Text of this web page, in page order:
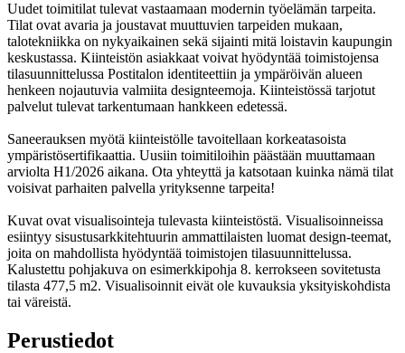
Uudet toimitilat tulevat vastaamaan modernin työelämän tarpeita.
Tilat ovat avaria ja joustavat muuttuvien tarpeiden mukaan,
talotekniikka on nykyaikainen sekä sijainti mitä loistavin kaupungin
keskustassa. Kiinteistön asiakkaat voivat hyödyntää toimistojensa
tilasuunnittelussa Postitalon identiteettiin ja ympäröivän alueen
henkeen nojautuvia valmiita designteemoja. Kiinteistössä tarjotut
palvelut tulevat tarkentumaan hankkeen edetessä.
Saneerauksen myötä kiinteistölle tavoitellaan korkeatasoista
ympäristösertifikaattia. Uusiin toimitiloihin päästään muuttamaan
arviolta H1/2026 aikana. Ota yhteyttä ja katsotaan kuinka nämä tilat
voisivat parhaiten palvella yrityksenne tarpeita!
Kuvat ovat visualisointeja tulevasta kiinteistöstä. Visualisoinneissa
esiintyy sisustusarkkitehtuurin ammattilaisten luomat design-teemat,
joita on mahdollista hyödyntää toimistojen tilasuunnittelussa.
Kalustettu pohjakuva on esimerkkipohja 8. kerrokseen sovitetusta
tilasta 477,5 m2. Visualisoinnit eivät ole kuvauksia yksityiskohdista
tai väreistä.
Perustiedot